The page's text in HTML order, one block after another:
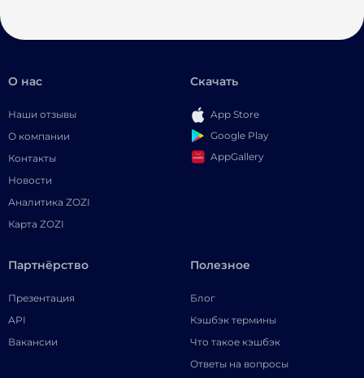
О нас
Наши отзывы
О компании
Контакты
Новости
Аналитика ZOZI
Карта ZOZI
Скачать
App Store
Google Play
AppGallery
Партнёрство
Презентация
API
Вакансии
Полезное
Блог
Кэшбэк термины
Что такое кэшбэк
Ответы на вопросы